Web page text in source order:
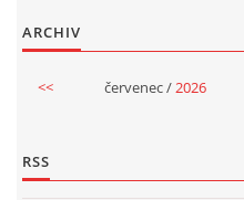
ARCHIV
<< červenec /2026
RSS